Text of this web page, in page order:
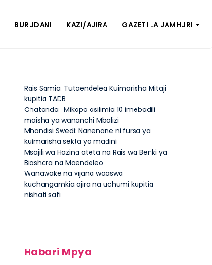
BURUDANI KAZI/AJIRA GAZETI LA JAMHURI
Rais Samia: Tutaendelea Kuimarisha Mitaji
kupitia TADB
Chatanda : Mikopo asilimia 10 imebadili
maisha ya wananchi Mbalizi
Mhandisi Swedi: Nanenane ni fursa ya
kuimarisha sekta ya madini
Msajili wa Hazina ateta na Rais wa Benki ya
Biashara na Maendeleo
Wanawake na vijana waaswa
kuchangamkia ajira na uchumi kupitia
nishati safi
Habari Mpya